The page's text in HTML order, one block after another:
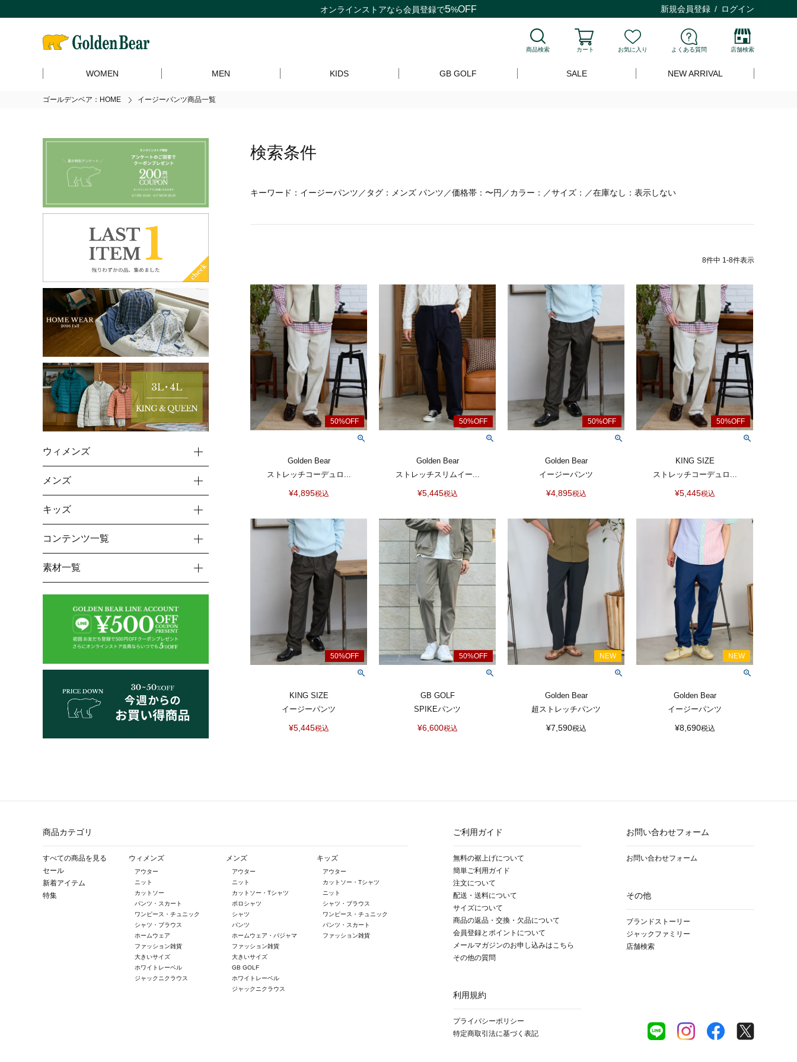
オンラインストアなら会員登録で5%OFF 新規会員登録 ログイン
商品検索 カート お気に入り よくある質問 店舗検索
WOMEN MEN KIDS GB GOLF SALE NEW ARRIVAL
ゴールデンベア：HOME イージーパンツ商品一覧
検索条件
キーワード：イージーパンツ／タグ：メンズ パンツ／価格帯：〜円／カラー：／サイズ：／在庫なし：表示しない
8件中 1-8件表示
Golden Bear
ストレッチコーデュロ...
¥4,895税込
Golden Bear
ストレッチスリムイー...
¥5,445税込
Golden Bear
イージーパンツ
¥4,895税込
KING SIZE
ストレッチコーデュロ...
¥5,445税込
KING SIZE
イージーパンツ
¥5,445税込
GB GOLF
SPIKEパンツ
¥6,600税込
Golden Bear
超ストレッチパンツ
¥7,590税込
Golden Bear
イージーパンツ
¥8,690税込
ウィメンズ
メンズ
キッズ
コンテンツ一覧
素材一覧
商品カテゴリ
すべての商品を見る
セール
新着アイテム
特集
ウィメンズ
アウター
ニット
カットソー
パンツ・スカート
ワンピース・チュニック
シャツ・ブラウス
ホームウェア
ファッション雑貨
大きいサイズ
ホワイトレーベル
ジャックニクラウス
メンズ
アウター
ニット
カットソー・Tシャツ
ポロシャツ
シャツ
パンツ
ホームウェア・パジャマ
ファッション雑貨
大きいサイズ
GB GOLF
ホワイトレーベル
ジャックニクラウス
キッズ
アウター
カットソー・Tシャツ
ニット
シャツ・ブラウス
ワンピース・チュニック
パンツ・スカート
ファッション雑貨
ご利用ガイド
無料の裾上げについて
簡単ご利用ガイド
注文について
配送・送料について
サイズについて
商品の返品・交換・欠品について
会員登録とポイントについて
メールマガジンのお申し込みはこちら
その他の質問
利用規約
プライバシーポリシー
特定商取引法に基づく表記
お問い合わせフォーム
お問い合わせフォーム
その他
ブランドストーリー
ジャックファミリー
店舗検索